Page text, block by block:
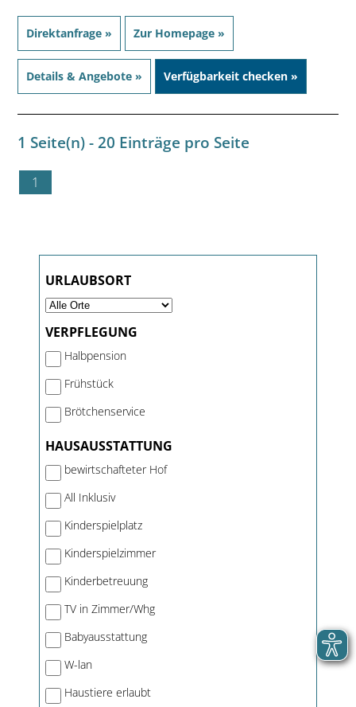
Direktanfrage » Zur Homepage »
Details & Angebote » Verfügbarkeit checken »
1 Seite(n) - 20 Einträge pro Seite
1
URLAUBSORT
VERPFLEGUNG
Halbpension
Frühstück
Brötchenservice
HAUSAUSSTATTUNG
bewirtschafteter Hof
All Inklusiv
Kinderspielplatz
Kinderspielzimmer
Kinderbetreuung
TV in Zimmer/Whg
Babyausstattung
W-lan
Haustiere erlaubt